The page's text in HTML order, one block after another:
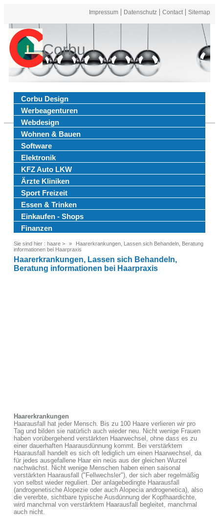
Impressum Datenschutz Contact Sitemap
Corbu
Corbu Design
Werbeagenturen
Webdesign
Wohnen & Bauen
Software
Elektronik
KFZ Auto LKW
Ärzte Kliniken
Sport Freizeit
Essen & Trinken
Einkaufen - Shops
Finanzen
Sie sind hier : haare >
Haarerkrankungen, Lassen sich Behandeln, Beratung
informationen bei Haarpraxis
Haarerkrankungen, Lassen sich Behandeln,
Beratung informationen bei Haarpraxis
Haarerkrankungen
Haarausfall hat jeder Mensch. Bis zu 100 Haare verlieren wir pro
Tag und bilden sie natürlich auch wieder neu. Nicht wenige Frauen
haben vorübergehend verstärkten Haarwechsel, ohne dass es zu
einer dauerhaften Haarausdünnung kommt. Bei verstärktem
Haarausfall handelt es sich oft lediglich um einen Haarwechsel, da
für jedes ausgefallene Haar ein neüs aus der gleichen Wurzel
nachwächst. Nicht wenige Menschen haben einen saisonal
verstärkten Haarausfall ("Fellwechsler"), der sich aber regelmäßig
von selbst wieder reguliert. Der anlagebedingte Haarausfall
(androgenetische Alopezie oder auch Alopecia androgenetica), also
die vererbte, sichtbare typische Ausdünnung der Kopfhaardichte,
wird manchmal von verstärktem Haarausfall begleitet, manchmal
auch nicht.